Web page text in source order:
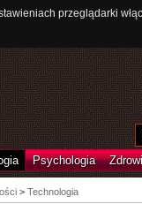
przeglądarki
Psychologia
> Technologia